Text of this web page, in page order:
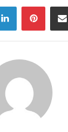
LinkedIn